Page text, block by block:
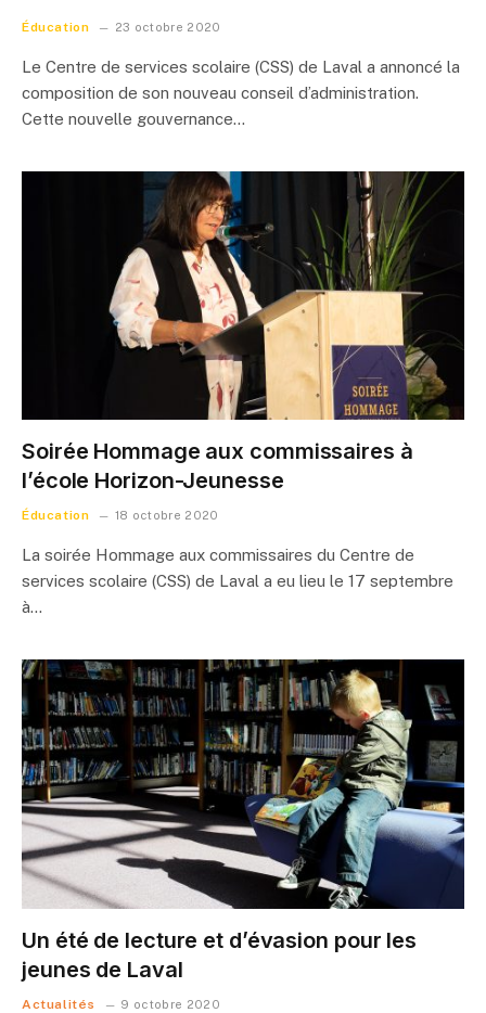
Éducation 23 octobre 2020
Le Centre de services scolaire (CSS) de Laval a annoncé la
composition de son nouveau conseil d’administration.
Cette nouvelle gouvernance…
Soirée Hommage aux commissaires à
l’école Horizon-Jeunesse
Éducation 18 octobre 2020
La soirée Hommage aux commissaires du Centre de
services scolaire (CSS) de Laval a eu lieu le 17 septembre
à…
Un été de lecture et d’évasion pour les
jeunes de Laval
Actualités 9 octobre 2020